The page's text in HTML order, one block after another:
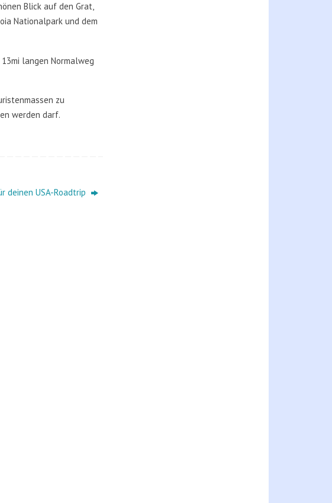
Blick auf den Grat,
Nationalpark und dem
langen Normalweg
zu
werden darf.
deinen USA-Roadtrip